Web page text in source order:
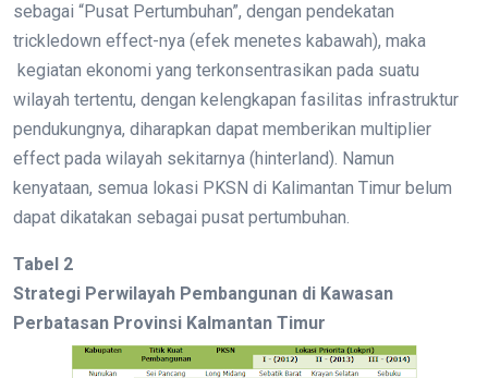
sebagai “Pusat Pertumbuhan”, dengan pendekatan
trickledown effect-nya (efek menetes kabawah), maka
kegiatan ekonomi yang terkonsentrasikan pada suatu
wilayah tertentu, dengan kelengkapan fasilitas infrastruktur
pendukungnya, diharapkan dapat memberikan multiplier
effect pada wilayah sekitarnya (hinterland). Namun
kenyataan, semua lokasi PKSN di Kalimantan Timur belum
dapat dikatakan sebagai pusat pertumbuhan.
Tabel 2
Strategi Perwilayah Pembangunan di Kawasan
Perbatasan Provinsi Kalmantan Timur